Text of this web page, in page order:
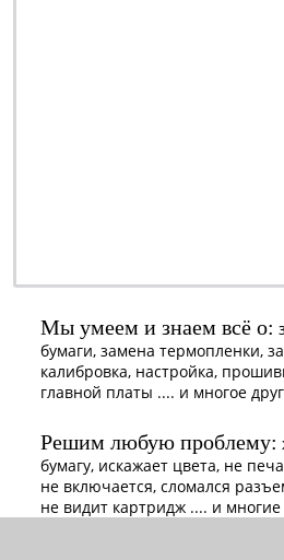
Мы умеем и знаем всё о:
бумаги, замена термопленки,
калибровка, настройка,
главной платы .... и многое
Решим любую проблему:
бумагу, искажает цвета, не
не включается, сломался
не видит картридж .... и многие